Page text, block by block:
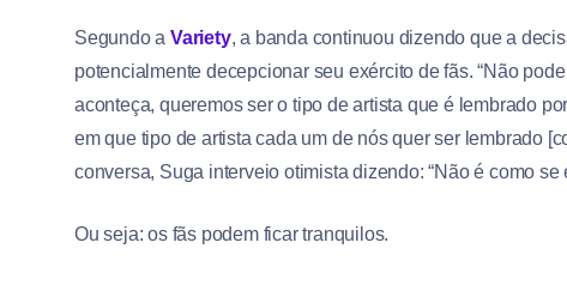
Segundo a Variety, a banda continuou dizendo que a
potencialmente decepcionar seu exército de fãs. “Não
aconteça, queremos ser o tipo de artista que é lembrado
em que tipo de artista cada um de nós quer ser lembrado
conversa, Suga interveio otimista dizendo: “Não é como
Ou seja: os fãs podem ficar tranquilos.